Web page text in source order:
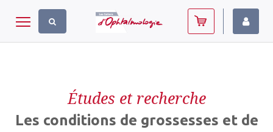
Toggle navigation
Études et recherche
Les conditions de grossesses et de
Panneau de gestion des cookies